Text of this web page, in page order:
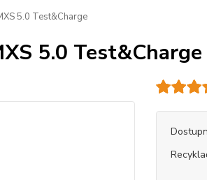
5.0 Test&Charge
5.0 Test&Charge